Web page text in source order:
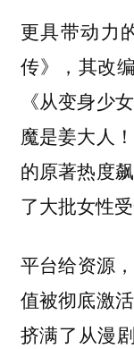
更具带动力
传》，其改
《从变身少
魔是姜大人
的原著热度
了大批女性
平台给资源
值被彻底激
挤满了从漫